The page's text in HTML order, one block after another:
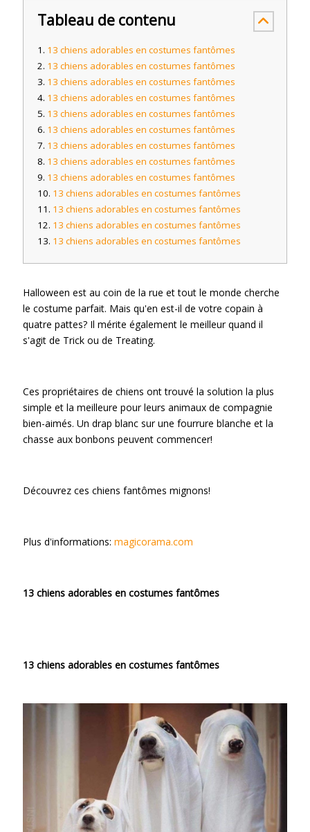
Tableau de contenu
13 chiens adorables en costumes fantômes
13 chiens adorables en costumes fantômes
13 chiens adorables en costumes fantômes
13 chiens adorables en costumes fantômes
13 chiens adorables en costumes fantômes
13 chiens adorables en costumes fantômes
13 chiens adorables en costumes fantômes
13 chiens adorables en costumes fantômes
13 chiens adorables en costumes fantômes
13 chiens adorables en costumes fantômes
13 chiens adorables en costumes fantômes
13 chiens adorables en costumes fantômes
13 chiens adorables en costumes fantômes
Halloween est au coin de la rue et tout le monde cherche
le costume parfait. Mais qu'en est-il de votre copain à
quatre pattes? Il mérite également le meilleur quand il
s'agit de Trick ou de Treating.
Ces propriétaires de chiens ont trouvé la solution la plus
simple et la meilleure pour leurs animaux de compagnie
bien-aimés. Un drap blanc sur une fourrure blanche et la
chasse aux bonbons peuvent commencer!
Découvrez ces chiens fantômes mignons!
Plus d'informations:magicorama.com
13 chiens adorables en costumes fantômes
13 chiens adorables en costumes fantômes